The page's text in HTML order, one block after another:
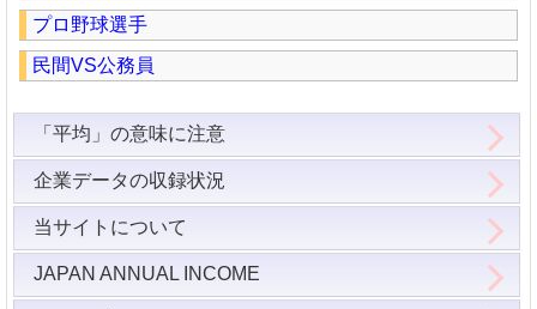
プロ野球選手
民間VS公務員
「平均」の意味に注意
企業データの収録状況
当サイトについて
JAPAN ANNUAL INCOME